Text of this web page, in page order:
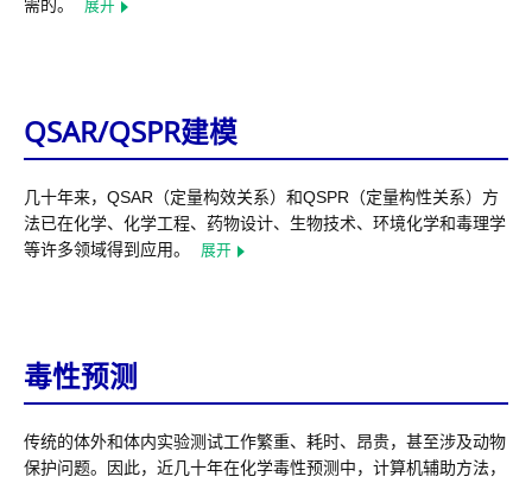
需的。 展开
QSAR/QSPR建模
几十年来，QSAR（定量构效关系）和QSPR（定量构性关系）方
法已在化学、化学工程、药物设计、生物技术、环境化学和毒理学
等许多领域得到应用。
展开
毒性预测
传统的体外和体内实验测试工作繁重、耗时、昂贵，甚至涉及动物
保护问题。因此，近几十年在化学毒性预测中，计算机辅助方法，